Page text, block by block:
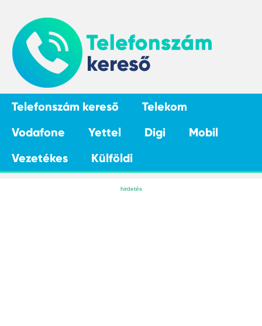
Telefonszám kereső
Telekom
Vodafone
Yettel Digi
Mobil
Vezetékes
Külföldi